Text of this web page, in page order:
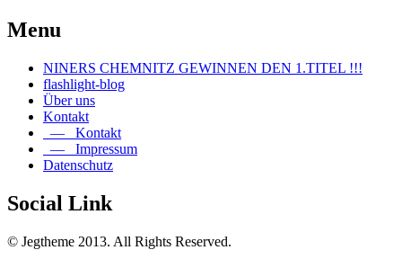
Menu
NINERS CHEMNITZ GEWINNEN DEN 1.TITEL !!!
flashlight-blog
Über uns
Kontakt
— Kontakt
— Impressum
Datenschutz
Social Link
© Jegtheme 2013. All Rights Reserved.